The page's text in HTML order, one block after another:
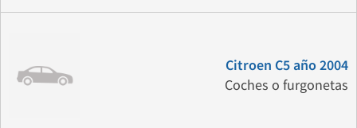
Citroen C5 año 2004
Coches o furgonetas